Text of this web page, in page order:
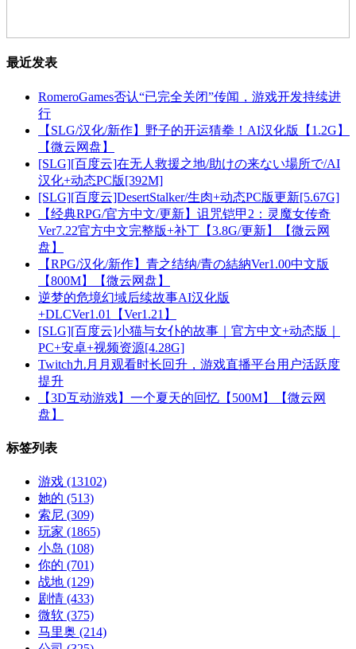
最近发表
RomeroGames否认“已完全关闭”传闻，游戏开发持续进
行
【SLG/汉化/新作】野子的开运猜拳！AI汉化版【1.2G】
【微云网盘】
[SLG][百度云]在无人救援之地/助けの来ない場所で/AI
汉化+动态PC版[392M]
[SLG][百度云]DesertStalker/生肉+动态PC版更新[5.67G]
【经典RPG/官方中文/更新】诅咒铠甲2：灵魔女传奇
Ver7.22官方中文完整版+补丁【3.8G/更新】【微云网
盘】
【RPG/汉化/新作】青之结纳/青の結納Ver1.00中文版
【800M】【微云网盘】
逆梦的危境幻域后续故事AI汉化版
+DLCVer1.01【Ver1.21】
[SLG][百度云]小猫与女仆的故事｜官方中文+动态版｜
PC+安卓+视频资源[4.28G]
Twitch九月月观看时长回升，游戏直播平台用户活跃度
提升
【3D互动游戏】一个夏天的回忆【500M】【微云网
盘】
标签列表
游戏 (13102)
她的 (513)
索尼 (309)
玩家 (1865)
小岛 (108)
你的 (701)
战地 (129)
剧情 (433)
微软 (375)
马里奥 (214)